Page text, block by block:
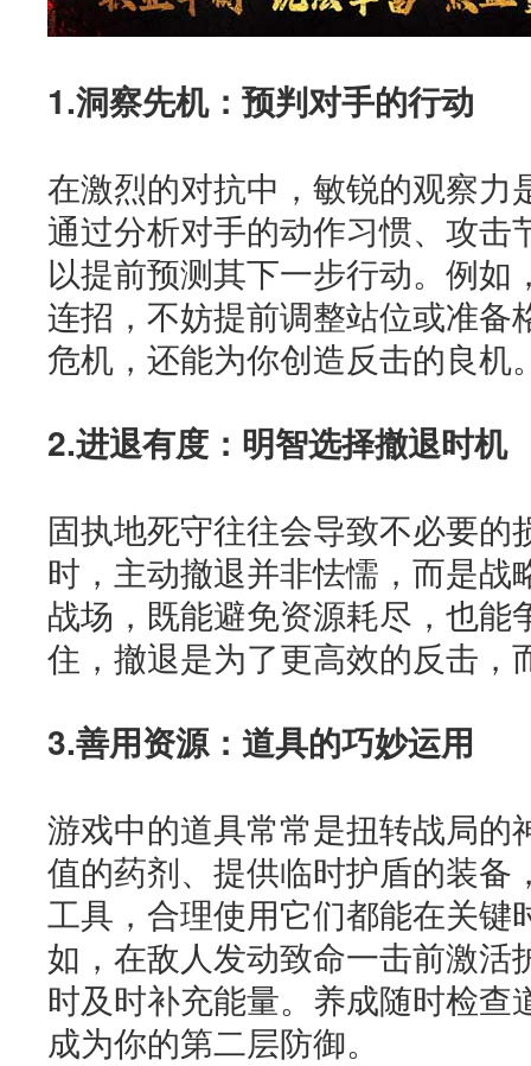
1.洞察先机：预判对手的行动
在激烈的对抗中，敏锐的观察力
通过分析对手的动作习惯、攻击
以提前预测其下一步行动。例如
连招，不妨提前调整站位或准备
危机，还能为你创造反击的良机
2.进退有度：明智选择撤退时机
固执地死守往往会导致不必要的
时，主动撤退并非怯懦，而是战
战场，既能避免资源耗尽，也能
住，撤退是为了更高效的反击，
3.善用资源：道具的巧妙运用
游戏中的道具常常是扭转战局的
值的药剂、提供临时护盾的装备
工具，合理使用它们都能在关键
如，在敌人发动致命一击前激活
时及时补充能量。养成随时检查
成为你的第二层防御。